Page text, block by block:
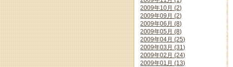
2009年10月 (2)
2009年09月 (2)
2009年06月 (8)
2009年05月 (8)
2009年04月 (25)
2009年03月 (31)
2009年02月 (24)
2009年01月 (13)